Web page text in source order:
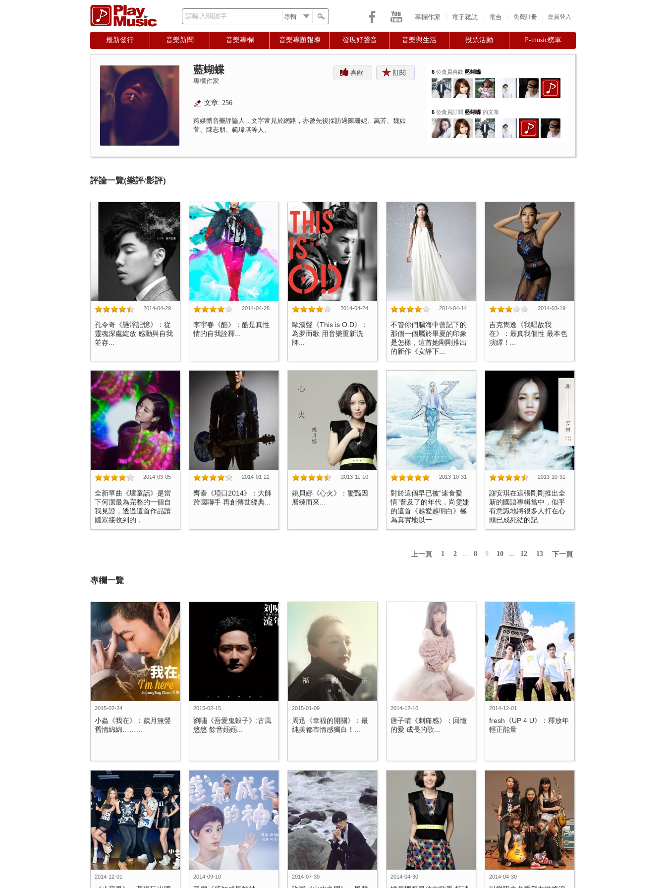
請輸入關鍵字 會員登入
免費註冊
專欄作家 電子雜誌 電台
最新發行 音樂新聞 音樂專欄 音樂專題報導 發現好聲音 音樂與生活 投票活動 P-music榜單
藍蝴蝶 喜歡
訂閱
專欄作家
文章: 256
跨媒體音樂評論人，文字常見於網路，亦曾先後採訪過陳珊妮、萬芳、魏如
萱、陳志朋、範瑋琪等人。
6位會員喜歡 藍蝴蝶
6位會員訂閱 藍蝴蝶的文章
評論一覽(樂評/影評)
2014-04-29
孔令奇《懸浮記憶》：從
靈魂深處綻放 感動與自我
並存...
2014-04-28
李宇春《酷》：酷是真性
情的自我詮釋...
2014-04-24
歐漢聲《This is O.D》：
為夢而歌 用音樂重新洗
牌...
2014-04-14
不管你們腦海中曾記下的
那個一個屬於畢夏的印象
是怎樣，這首她剛剛推出
的新作《安靜下...
2014-03-19
吉克雋逸《我唱故我
在》：最真我個性 最本色
演繹！...
2014-03-05
全新單曲《壞童話》是當
下何潔最為完整的一個自
我見證，透過這首作品讓
聽眾接收到的，...
2014-01-22
齊秦《埡口2014》：大師
跨國聯手 再創傳世經典...
2013-11-10
姚貝娜《心火》：驚豔因
曆練而來...
2013-10-31
對於這個早已被“速食愛
情”普及了的年代，尚雯婕
的這首《越愛越明白》極
為真實地以一...
2013-10-31
謝安琪在這張剛剛推出全
新的國語專輯當中，似乎
有意識地將很多人打在心
頭已成死結的記...
上一頁 1 2 ... 8 9 10 ... 12 13 下一頁
專欄一覽
2015-02-24
小蟲《我在》：歲月無聲
舊情綿綿……...
2015-02-15
劉嘯《吾愛鬼穀子》:古風
悠悠 餘音嫋嫋...
2015-01-09
周迅《幸福的開關》：最
純美都市情感獨白！...
2014-12-16
唐子晴《刺痛感》：回憶
的愛 成長的歌...
2014-12-01
fresh《UP 4 U》：釋放年
輕正能量
2014-12-01 2014-09-10 2014-07-30 2014-04-30 2014-04-30